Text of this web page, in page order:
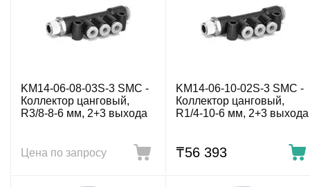
KM14-06-08-03S-3 SMC -
Коллектор цанговый,
R3/8-8-6 мм, 2+3 выхода
Цена по запросу
KM14-06-10-02S-3 SMC -
Коллектор цанговый,
R1/4-10-6 мм, 2+3 выхода
₸56 393